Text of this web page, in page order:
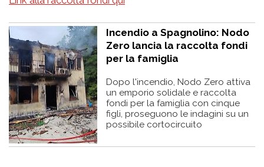
Incendio a Spagnolino: Nodo
Zero lancia la raccolta fondi
per la famiglia
Dopo l'incendio, Nodo Zero attiva
un emporio solidale e raccolta
fondi per la famiglia con cinque
figli, proseguono le indagini su un
possibile cortocircuito